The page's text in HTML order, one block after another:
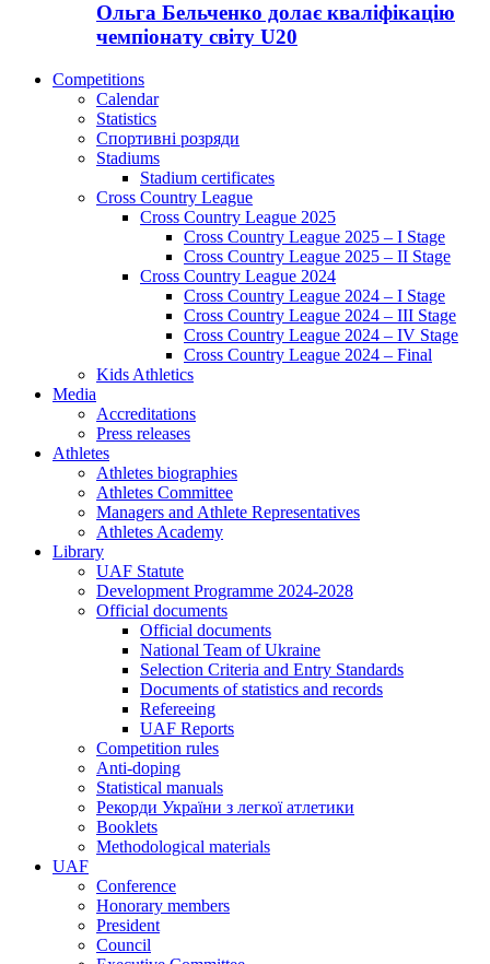
Ольга Бельченко долає кваліфікацію
чемпіонату світу U20
Competitions
Calendar
Statistics
Спортивні розряди
Stadiums
Stadium certificates
Cross Country League
Cross Country League 2025
Cross Country League 2025 – I Stage
Cross Country League 2025 – II Stage
Cross Country League 2024
Cross Country League 2024 – I Stage
Cross Country League 2024 – III Stage
Cross Country League 2024 – IV Stage
Cross Country League 2024 – Final
Kids Athletics
Media
Accreditations
Press releases
Athletes
Athletes biographies
Athletes Committee
Managers and Athlete Representatives
Athletes Academy
Library
UAF Statute
Development Programme 2024-2028
Official documents
Official documents
National Team of Ukraine
Selection Criteria and Entry Standards
Documents of statistics and records
Refereeing
UAF Reports
Competition rules
Anti-doping
Statistical manuals
Рекорди України з легкої атлетики
Booklets
Methodological materials
UAF
Conference
Honorary members
President
Council